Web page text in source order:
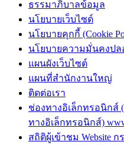
ธรรมาภิบาลข้อมูล
นโยบายเว็บไซต์
นโยบายคุกกี้ (Cookie
นโยบายความมั่นคงปล
แผนผังเว็บไซต์
แผนที่สำนักงานใหญ่
ติดต่อเรา
ช่องทางอิเล็กทรอนิกส์
ทางอิเล็กทรอนิกส์)
สถิติผู้เข้าชม Website